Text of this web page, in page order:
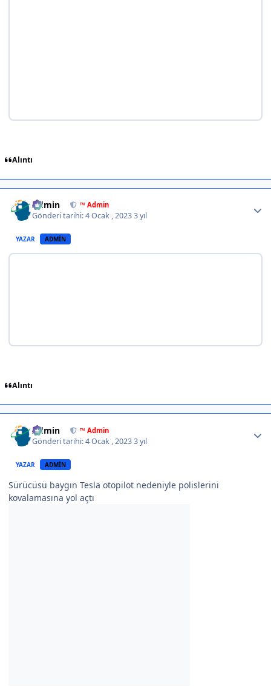
Alıntı
Admin ™ Admin
Gönderi tarihi:4 Ocak , 20233 yıl
YAZAR ADMIN
Alıntı
Admin ™ Admin
Gönderi tarihi:4 Ocak , 20233 yıl
YAZAR ADMIN
Sürücüsü baygın Tesla otopilot nedeniyle polislerini
kovalamasına yol açtı